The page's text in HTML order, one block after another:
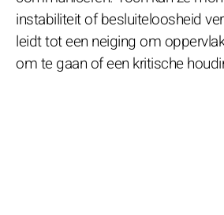
instabiliteit of besluiteloosheid
leidt tot een neiging om
om te gaan of een kritische